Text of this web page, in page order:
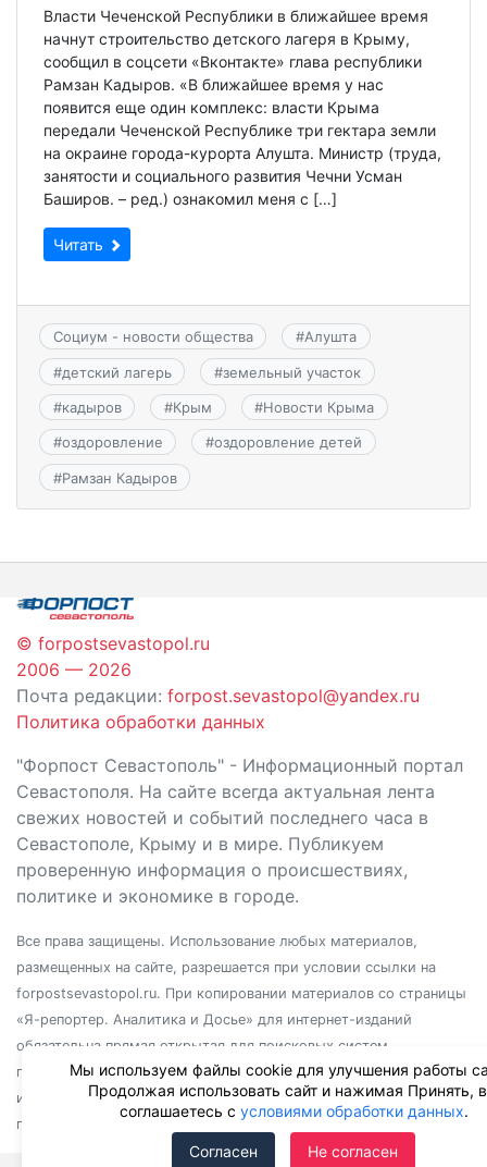
Власти Чеченской Республики в ближайшее время
начнут строительство детского лагеря в Крыму,
сообщил в соцсети «Вконтакте» глава республики
Рамзан Кадыров. «В ближайшее время у нас
появится еще один комплекс: власти Крыма
передали Чеченской Республике три гектара земли
на окраине города-курорта Алушта. Министр (труда,
занятости и социального развития Чечни Усман
Баширов. – ред.) ознакомил меня с […]
Читать
Социум - новости общества #Алушта
#детский лагерь #земельный участок
#кадыров #Крым #Новости Крыма
#оздоровление #оздоровление детей
#Рамзан Кадыров
© forpostsevastopol.ru
2006 — 2026
Почта редакции: forpost.sevastopol@yandex.ru
Политика обработки данных
"Форпост Севастополь" - Информационный портал
Севастополя. На сайте всегда актуальная лента
свежих новостей и событий последнего часа в
Севастополе, Крыму и в мире. Публикуем
проверенную информация о происшествиях,
политике и экономике в городе.
Все права защищены. Использование любых материалов,
размещенных на сайте, разрешается при условии ссылки на
forpostsevastopol.ru. При копировании материалов со страницы
«Я-репортер. Аналитика и Досье» для интернет-изданий
обязательна прямая открытая для поисковых систем
гиперссылка. Независимо от полного или частичного
использования материалов, ссылка должна быть размещена в
подзаголовке или первом абзаце материала.
Мы используем файлы cookie для улучшения работы
Продолжая использовать сайт и нажимая Принять,
соглашаетесь с условиями обработки данных.
Согласен Не согласен